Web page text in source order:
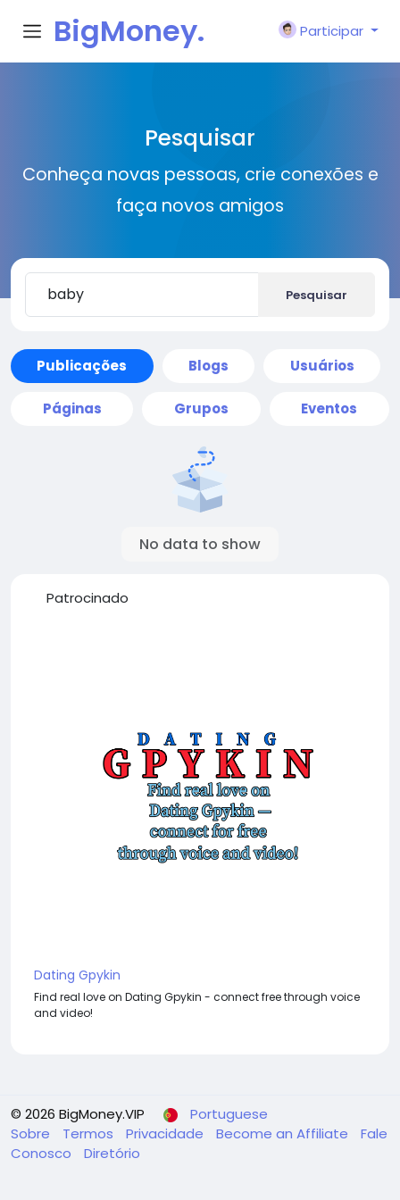
BigMoney.
Participar
Pesquisar
Conheça novas pessoas, crie conexões e
faça novos amigos
Pesquisar
Publicações Blogs Usuários
Páginas Grupos Eventos
No data to show
Patrocinado
Dating Gpykin
Find real love on Dating Gpykin - connect free through voice
and video!
© 2026 BigMoney.VIP
Portuguese
Sobre
Termos Privacidade Become an Affiliate
Fale
Conosco
Diretório